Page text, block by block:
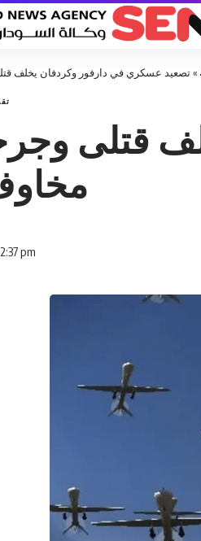
»تصعيد عسكري في دارفور وكردفان يخلف
قتلى
pm